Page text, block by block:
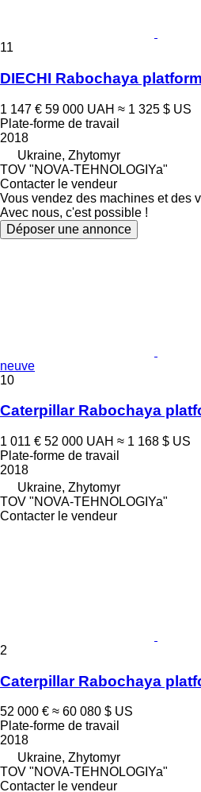
11
DIECHI Rabochaya
1 147 € 59 000 UAH ≈ 1 325 $ US
Plate-forme de travail
2018
Ukraine, Zhytomyr
TOV "NOVA-TEHNOLOGIYa"
Contacter le vendeur
Vous vendez des machines et des
Avec nous, c'est possible !
Déposer une annonce
neuve
10
Caterpillar Rabochaya
1 011 € 52 000 UAH ≈ 1 168 $ US
Plate-forme de travail
2018
Ukraine, Zhytomyr
TOV "NOVA-TEHNOLOGIYa"
Contacter le vendeur
2
Caterpillar Rabochaya
52 000 € ≈ 60 080 $ US
Plate-forme de travail
2018
Ukraine, Zhytomyr
TOV "NOVA-TEHNOLOGIYa"
Contacter le vendeur